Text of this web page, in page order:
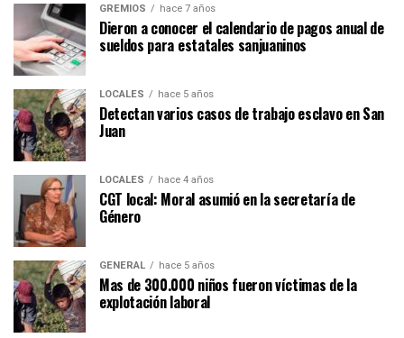
GREMIOS hace 7 años
Dieron a conocer el calendario de pagos anual de
sueldos para estatales sanjuaninos
LOCALES hace 5 años
Detectan varios casos de trabajo esclavo en San
Juan
LOCALES hace 4 años
CGT local: Moral asumió en la secretaría de
Género
GENERAL hace 5 años
Mas de 300.000 niños fueron víctimas de la
explotación laboral